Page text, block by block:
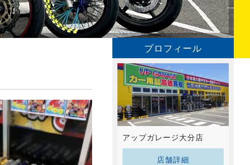
プロフィール
アップガレージ大分店
店舗詳細